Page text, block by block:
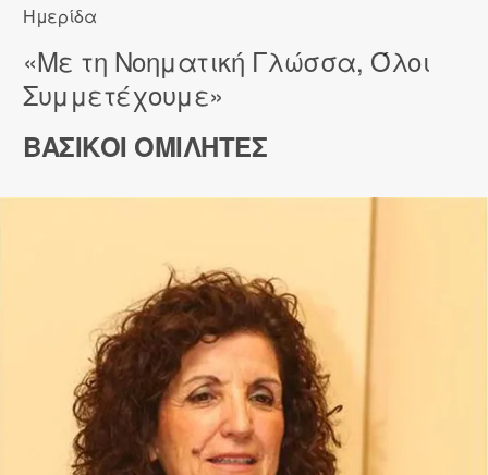
Ημερίδα
«Με τη Νοηματική Γλώσσα, Όλοι
Συμμετέχουμε»
ΒΑΣΙΚΟΙ ΟΜΙΛΗΤΕΣ